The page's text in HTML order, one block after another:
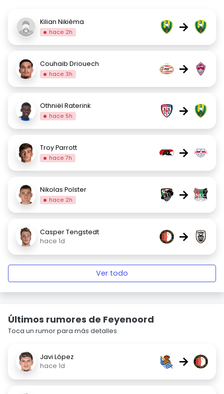
Kilian Nikièma
hace 2h →
Couhaib Driouech
hace 3h →
Othniël Raterink
hace 5h →
Troy Parrott
hace 7h →
Nikolas Polster
hace 2h →
Casper Tengstedt
hace 1d
→
Ver todo
Últimos rumores de Feyenoord
Toca un rumor para más detalles.
Javi López
hace 1d
→